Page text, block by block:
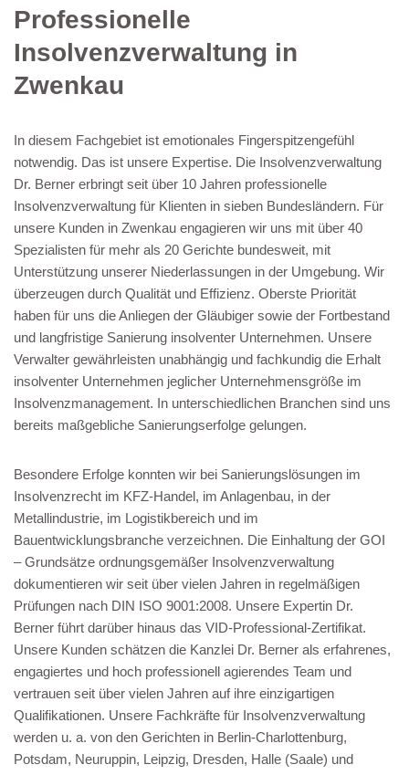
Professionelle
Insolvenzverwaltung in
Zwenkau
In diesem Fachgebiet ist emotionales Fingerspitzengefühl
notwendig. Das ist unsere Expertise. Die Insolvenzverwaltung
Dr. Berner erbringt seit über 10 Jahren professionelle
Insolvenzverwaltung für Klienten in sieben Bundesländern. Für
unsere Kunden in Zwenkau engagieren wir uns mit über 40
Spezialisten für mehr als 20 Gerichte bundesweit, mit
Unterstützung unserer Niederlassungen in der Umgebung. Wir
überzeugen durch Qualität und Effizienz. Oberste Priorität
haben für uns die Anliegen der Gläubiger sowie der Fortbestand
und langfristige Sanierung insolventer Unternehmen. Unsere
Verwalter gewährleisten unabhängig und fachkundig die Erhalt
insolventer Unternehmen jeglicher Unternehmensgröße im
Insolvenzmanagement. In unterschiedlichen Branchen sind uns
bereits maßgebliche Sanierungserfolge gelungen.
Besondere Erfolge konnten wir bei Sanierungslösungen im
Insolvenzrecht im KFZ-Handel, im Anlagenbau, in der
Metallindustrie, im Logistikbereich und im
Bauentwicklungsbranche verzeichnen. Die Einhaltung der GOI
– Grundsätze ordnungsgemäßer Insolvenzverwaltung
dokumentieren wir seit über vielen Jahren in regelmäßigen
Prüfungen nach DIN ISO 9001:2008. Unsere Expertin Dr.
Berner führt darüber hinaus das VID-Professional-Zertifikat.
Unsere Kunden schätzen die Kanzlei Dr. Berner als erfahrenes,
engagiertes und hoch professionell agierendes Team und
vertrauen seit über vielen Jahren auf ihre einzigartigen
Qualifikationen. Unsere Fachkräfte für Insolvenzverwaltung
werden u. a. von den Gerichten in Berlin-Charlottenburg,
Potsdam, Neuruppin, Leipzig, Dresden, Halle (Saale) und